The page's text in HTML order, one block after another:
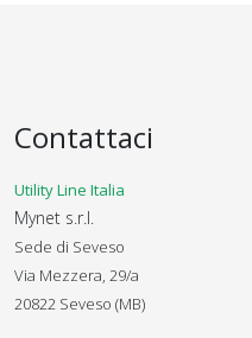
Contattaci
Utility Line Italia
Mynet s.r.l.
Sede di Seveso
Via Mezzera, 29/a
20822 Seveso (MB)